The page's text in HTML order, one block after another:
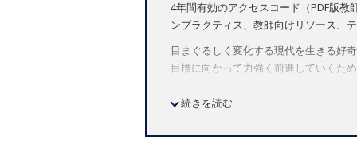
4年間有効のアクセスコード（PDF版
ンプラクティス、教師向けリソース、
目まぐるしく変化する現代を生きる好
目標に向かって力強く前進していくた
各ユニットに用意されているSkills
続きを読む